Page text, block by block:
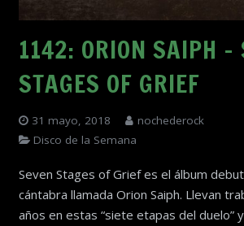
1142: ORION SAIPH –
STAGES OF GRIEF
31 mayo, 2018
nochederock
Disco de la Semana
Seven Stages of Grief es el álbum
cántabra llamada Orion Saiph. Llevan
años en estas “siete etapas del duelo”